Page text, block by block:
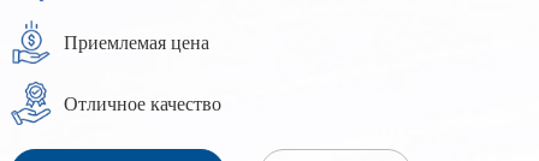
Приемлемая цена
Отличное качество